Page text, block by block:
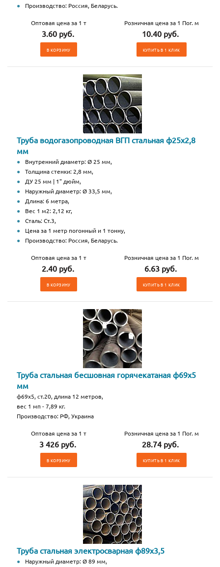
Производство: Россия, Беларусь.
Оптовая цена за 1 т
3.60 руб.
В КОРЗИНУ
Розничная цена за 1 Пог. м
10.40 руб.
КУПИТЬ В 1 КЛИК
Труба водогазопроводная ВГП стальная ф25х2,8
мм
Внутренний диаметр: Ø 25 мм,
Толщина стенки: 2,8 мм,
ДУ 25 мм | 1" дюйм,
Наружный диаметр: Ø 33,5 мм,
Длина: 6 метра,
Вес 1 м2: 2,12 кг,
Сталь: Ст.3,
Цена за 1 метр погонный и 1 тонну,
Производство: Россия, Беларусь.
Оптовая цена за 1 т
2.40 руб.
В КОРЗИНУ
Розничная цена за 1 Пог. м
6.63 руб.
КУПИТЬ В 1 КЛИК
Труба стальная бесшовная горячекатаная ф69х5
мм
ф69х5, ст.20, длина 12 метров,
вес 1 мп - 7,89 кг.
Производство: РФ, Украина
Оптовая цена за 1 т
3 426 руб.
В КОРЗИНУ
Розничная цена за 1 Пог. м
28.74 руб.
КУПИТЬ В 1 КЛИК
Труба стальная электросварная ф89х3,5
Наружный диаметр: Ø 89 мм,